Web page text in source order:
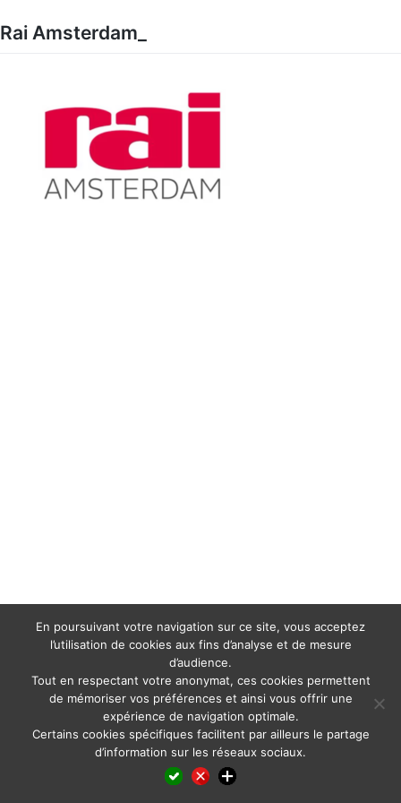
content
Rai Amsterdam_
LinkedIn
X WhatsAppPinterest
En poursuivant votre navigation sur ce site, vous acceptez
l’utilisation de cookies aux fins d’analyse et de mesure
d’audience.
Tout en respectant votre anonymat, ces cookies permettent
de mémoriser vos préférences et ainsi vous offrir une
expérience de navigation optimale.
Certains cookies spécifiques facilitent par ailleurs le partage
d’information sur les réseaux sociaux.